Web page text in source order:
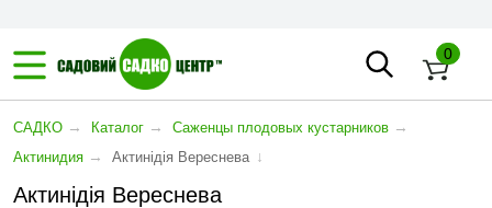
0
САДКО → Каталог → Саженцы плодовых кустарников →
Актинидия → Актинідія Вереснева ↓
Актинідія Вереснева